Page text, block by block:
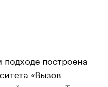
построена
«Вызов